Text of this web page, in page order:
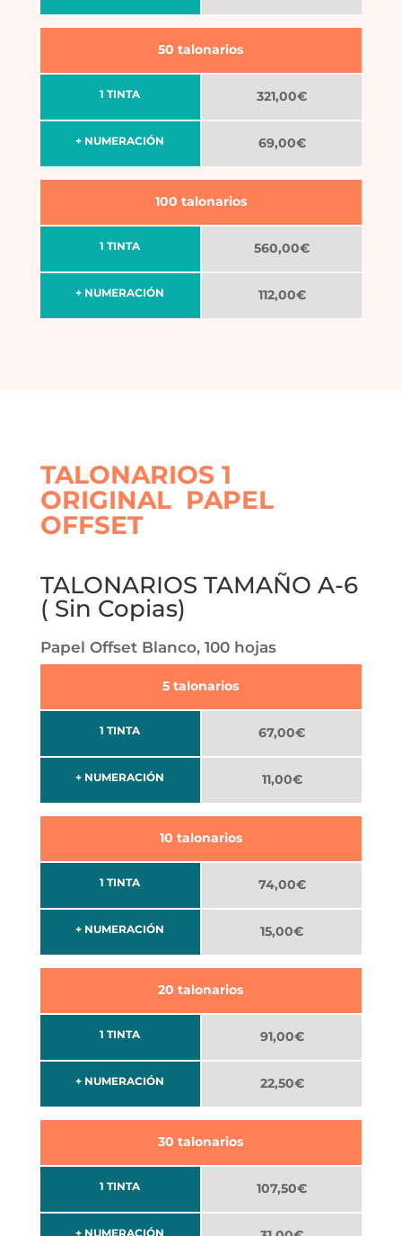
1 TINTA
+ NUMERACIÓN
50 talonarios
321,00€
69,00€
1 TINTA
+ NUMERACIÓN
100 talonarios
560,00€
112,00€
TALONARIOS 1
ORIGINAL PAPEL
OFFSET
TALONARIOS TAMAÑO A-6
( Sin Copias)
Papel Offset Blanco, 100 hojas
1 TINTA
+ NUMERACIÓN
5 talonarios
67,00€
11,00€
1 TINTA
+ NUMERACIÓN
10 talonarios
74,00€
15,00€
1 TINTA
+ NUMERACIÓN
20 talonarios
91,00€
22,50€
1 TINTA
+ NUMERACIÓN
30 talonarios
107,50€